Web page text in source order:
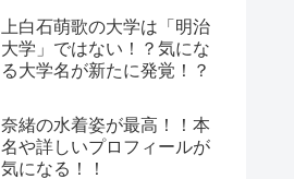
上白石萌歌の大学は「明治
大学」ではない！？気にな
る大学名が新たに発覚！？
奈緒の水着姿が最高！！本
名や詳しいプロフィールが
気になる！！